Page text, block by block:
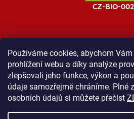
Používáme cookies, abychom
prohlížení webu a díky analýze
zlepšovali jeho funkce, výkon a
údaje samozřejmě chráníme. Plné
osobních údajů si můžete přečíst
MOST ProTibet Vše o nákupu
Zásady ochrany osobních